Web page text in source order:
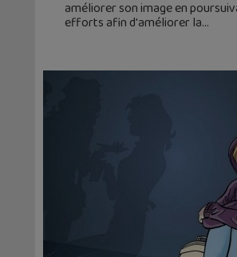
améliorer son image en
efforts afin d'améliorer la